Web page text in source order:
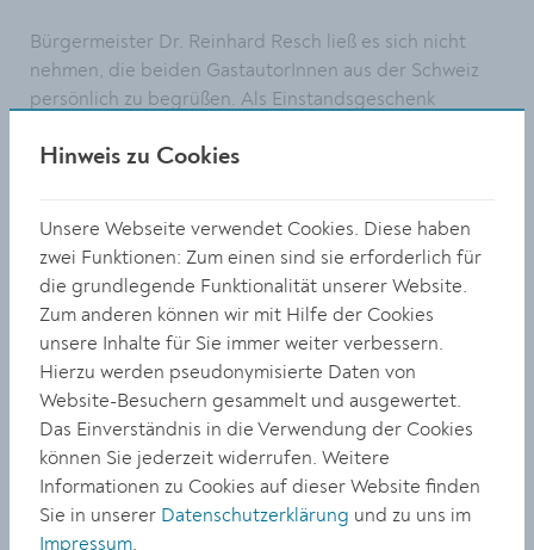
Bürgermeister Dr. Reinhard Resch ließ es sich nicht
nehmen, die beiden GastautorInnen aus der Schweiz
persönlich zu begrüßen. Als Einstandsgeschenk
während ihres Krems-Aufenthalts kostenlos die
NÖ liegt ein Beschluss des Gemeinderats zugrunde.
www.krems.at/buecherei
Foto: Bücherei-Leiterin Claudia Skopal, Kultur-
Bereichsleiterin Doris Denk (links) Julia Schwarz vom
Literaturhaus NÖ (rechts) und Bügermeister Dr.
Reinhard Resch begrüßten Lukas Maisel und Gina
Bucher in der Stadtbücherei. © Stadt Krems
TEILEN
Hinweis zu Cookies
Unsere Webseite verwendet Cookies. Diese haben
zwei Funktionen: Zum einen sind sie erforderlich für
die grundlegende Funktionalität unserer Website.
Zum anderen können wir mit Hilfe der Cookies
unsere Inhalte für Sie immer weiter verbessern.
Hierzu werden pseudonymisierte Daten von
Website-Besuchern gesammelt und ausgewertet.
Das Einverständnis in die Verwendung der Cookies
können Sie jederzeit widerrufen. Weitere
Informationen zu Cookies auf dieser Website finden
Sie in unserer Datenschutzerklärung und zu uns im
Impressum.